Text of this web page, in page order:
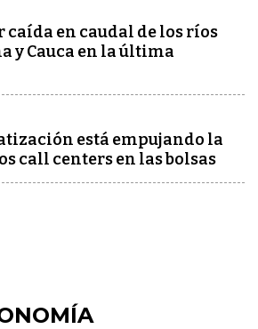
caída en caudal de los ríos
y Cauca en la última
está empujando la
call centers en las bolsas